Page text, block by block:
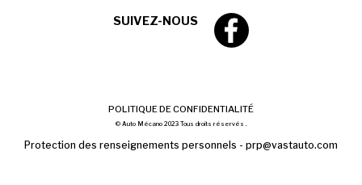
SUIVEZ-NOUS
POLITIQUE DE CONFIDENTIALITÉ
© Auto Mécano 2023 Tous droits réservés .
Protection des renseignements personnels - prp@vastauto.com